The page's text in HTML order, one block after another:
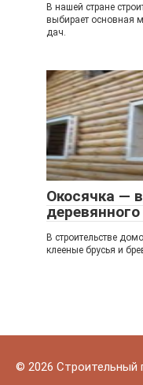
В нашей стране
выбирает основная
дач.
Окосячка —
В строительстве
клееные брусья и
© 2026 Строительный